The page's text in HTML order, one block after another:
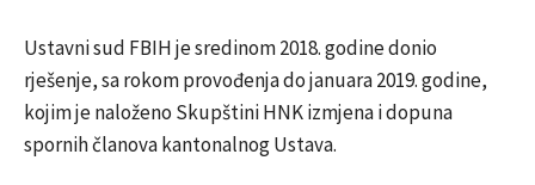
Ustavni sud FBIH je sredinom 2018. godine donio
rješenje, sa rokom provođenja do januara 2019. godine,
kojim je naloženo Skupštini HNK izmjena i dopuna
spornih članova kantonalnog Ustava.